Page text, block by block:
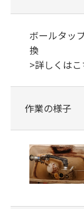
ボールタッ
換
>詳しくはこ
作業の様子